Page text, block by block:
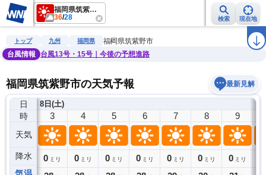
福岡県筑紫野市
36/28 検索 現在地
雨雲レーダー 台風情報 地震情報 ラ
トップ 九州 福岡県
福岡県筑紫野市
台風情報
台風13号・15号｜今後の予想進路
福岡県筑紫野市の天気予報 最新見解
日
時
天気
降水
8日(土)
2
0ミリ
3
0 ミリ
4
0 ミリ
5
0 ミリ
6
0 ミリ
7
0 ミリ
8
0 ミリ
9
0 ミリ